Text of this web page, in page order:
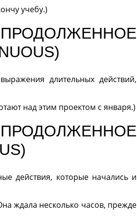
учебу.)
длительных действий,
над этим проектом с января.)
действия, которые начались и
ждала несколько часов, прежде